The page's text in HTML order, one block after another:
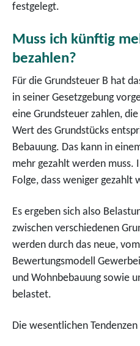
festgelegt.
Muss ich künftig
bezahlen?
Für die Grundsteuer B hat
in seiner Gesetzgebung
eine Grundsteuer zahlen,
Wert des Grundstücks
Bebauung. Das kann in
mehr gezahlt werden muss.
Folge, dass weniger gezahlt
Es ergeben sich also
zwischen verschiedenen
werden durch das neue,
Bewertungsmodell
und Wohnbebauung sowie
belastet.
Die wesentlichen